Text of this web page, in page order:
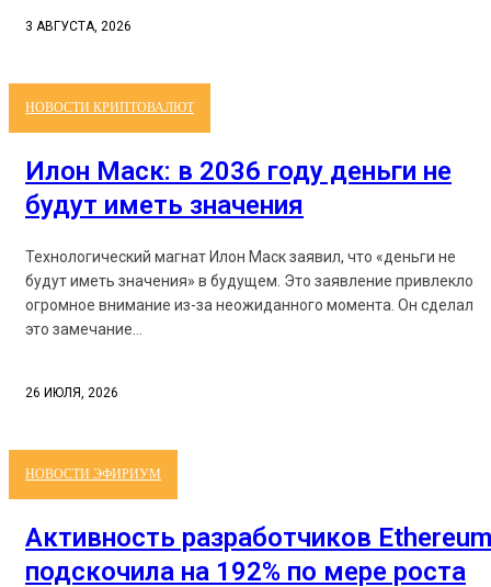
3 АВГУСТА, 2026
НОВОСТИ КРИПТОВАЛЮТ
Илон Маск: в 2036 году деньги не
будут иметь значения
Технологический магнат Илон Маск заявил, что «деньги не
будут иметь значения» в будущем. Это заявление привлекло
огромное внимание из-за неожиданного момента. Он сделал
это замечание...
26 ИЮЛЯ, 2026
НОВОСТИ ЭФИРИУМ
Активность разработчиков Ethereum
подскочила на 192% по мере роста